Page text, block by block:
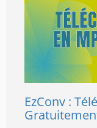
EzConv :